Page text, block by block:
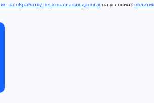
на обработку персональных данных на условиях